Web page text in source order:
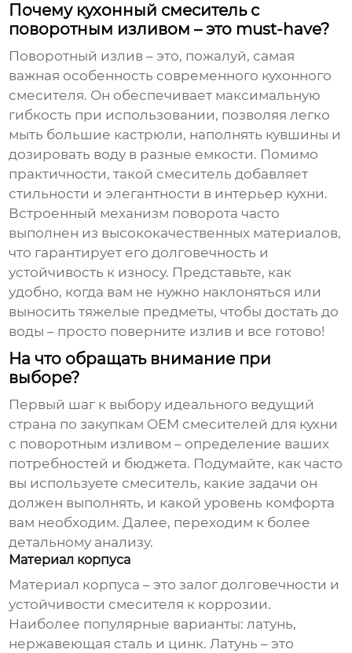
Почему кухонный смеситель с
поворотным изливом – это must-have?
Поворотный излив – это, пожалуй, самая
важная особенность современного кухонного
смесителя. Он обеспечивает максимальную
гибкость при использовании, позволяя легко
мыть большие кастрюли, наполнять кувшины и
дозировать воду в разные емкости. Помимо
практичности, такой смеситель добавляет
стильности и элегантности в интерьер кухни.
Встроенный механизм поворота часто
выполнен из высококачественных материалов,
что гарантирует его долговечность и
устойчивость к износу. Представьте, как
удобно, когда вам не нужно наклоняться или
выносить тяжелые предметы, чтобы достать до
воды – просто поверните излив и все готово!
На что обращать внимание при
выборе?
Первый шаг к выбору идеального ведущий
страна по закупкам OEM смесителей для кухни
с поворотным изливом – определение ваших
потребностей и бюджета. Подумайте, как часто
вы используете смеситель, какие задачи он
должен выполнять, и какой уровень комфорта
вам необходим. Далее, переходим к более
детальному анализу.
Материал корпуса
Материал корпуса – это залог долговечности и
устойчивости смесителя к коррозии.
Наиболее популярные варианты: латунь,
нержавеющая сталь и цинк. Латунь – это